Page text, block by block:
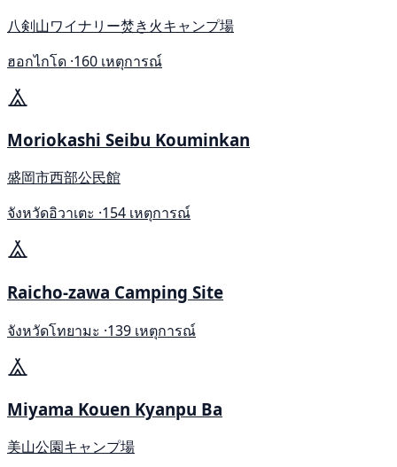
八剣山ワイナリー焚き火キャンプ場
ฮอกไกโด ·160 เหตุการณ์
Moriokashi Seibu Kouminkan
盛岡市西部公民館
จังหวัดอิวาเตะ ·154 เหตุการณ์
Raicho-zawa Camping Site
จังหวัดโทยามะ ·139 เหตุการณ์
Miyama Kouen Kyanpu Ba
美山公園キャンプ場